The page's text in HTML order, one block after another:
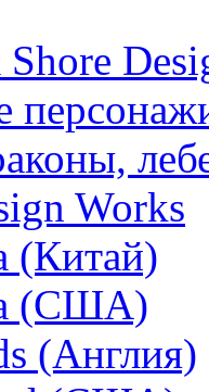
Works
(Китай)
(США)
(Англия)